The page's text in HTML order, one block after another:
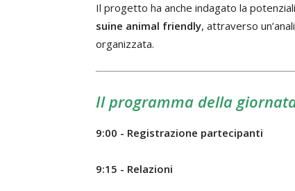
Il progetto ha anche indagato la
suine animal friendly, attraverso
organizzata.
Il programma della
9:00 - Registrazione partecipanti
9:15 - Relazioni